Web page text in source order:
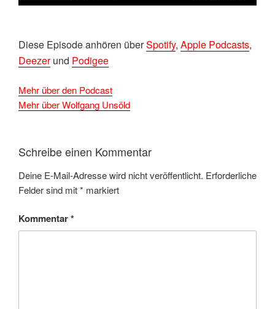
Diese Episode anhören überSpotify, Apple Podcasts,
Deezerund Podigee
Mehr über den Podcast
Mehr über Wolfgang Unsöld
Schreibe einen Kommentar
Deine E-Mail-Adresse wird nicht veröffentlicht. Erforderliche
Felder sind mit* markiert
Kommentar*